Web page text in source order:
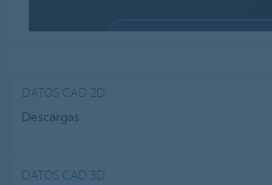
DATOS CAD 2D
Descargas
DATOS CAD 3D